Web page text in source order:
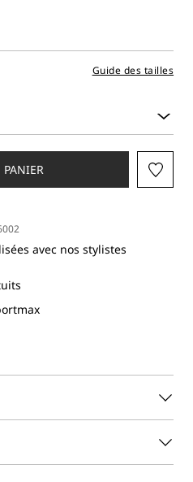
Guide des tailles
PANIER
avec nos stylistes
lavé. Des motifs actifs,
couture telles que le